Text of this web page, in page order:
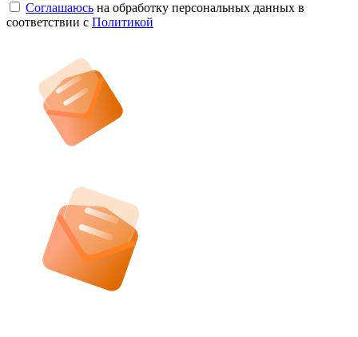
Соглашаюсь на обработку персональных данных в
соответствии с Политикой